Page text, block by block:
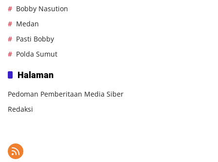
Bobby Nasution
Medan
Pasti Bobby
Polda Sumut
Halaman
Pedoman Pemberitaan Media Siber
Redaksi